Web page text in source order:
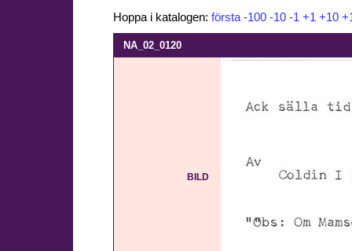
Hoppa i katalogen: första -100 -10 -1 +1 +10
NA_02_0120
BILD